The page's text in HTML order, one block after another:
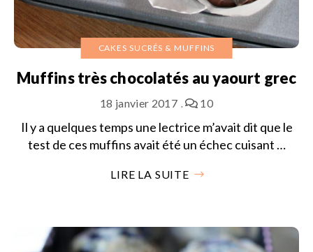
CAKES SUCRÉS & MUFFINS
Muffins très chocolatés au yaourt grec
18 janvier 2017 10
Il y a quelques temps une lectrice m’avait dit que le
test de ces muffins avait été un échec cuisant …
LIRE LA SUITE